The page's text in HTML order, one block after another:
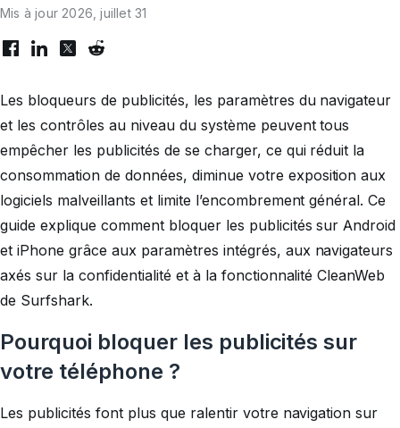
Mis à jour 2026, juillet 31
Les bloqueurs de publicités, les paramètres du navigateur
et les contrôles au niveau du système peuvent tous
empêcher les publicités de se charger, ce qui réduit la
consommation de données, diminue votre exposition aux
logiciels malveillants et limite l’encombrement général. Ce
guide explique comment bloquer les publicités sur Android
et iPhone grâce aux paramètres intégrés, aux navigateurs
axés sur la confidentialité et à la fonctionnalité CleanWeb
de Surfshark.
Pourquoi bloquer les publicités sur
votre téléphone ?
Les publicités font plus que ralentir votre navigation sur